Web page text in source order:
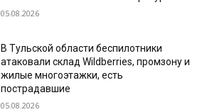
05.08.2026
В Тульской области беспилотники
атаковали склад Wildberries, промзону и
жилые многоэтажки, есть
пострадавшие
05.08.2026